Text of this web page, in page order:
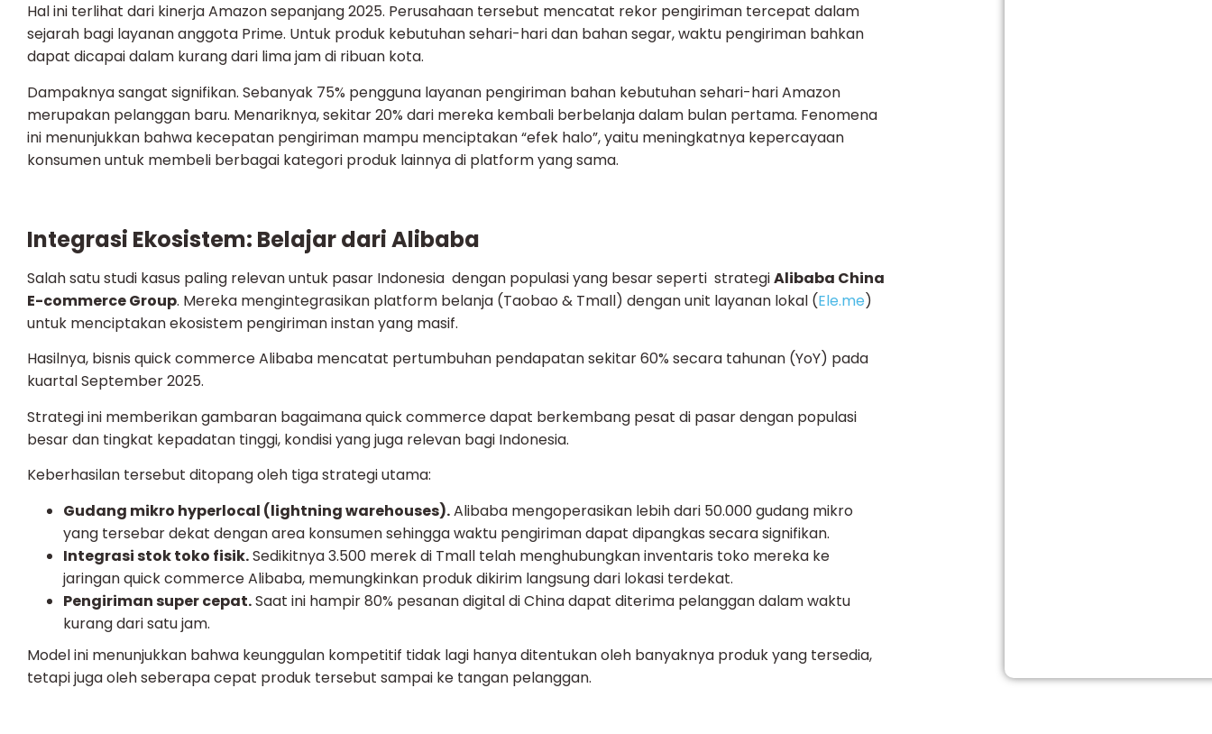
Hal ini terlihat dari kinerja Amazon sepanjang 2025. Perusahaan tersebut mencatat rekor pengiriman tercepat dalam
sejarah bagi layanan anggota Prime. Untuk produk kebutuhan sehari-hari dan bahan segar, waktu pengiriman bahkan
dapat dicapai dalam kurang dari lima jam di ribuan kota.
Dampaknya sangat signifikan. Sebanyak 75% pengguna layanan pengiriman bahan kebutuhan sehari-hari Amazon
merupakan pelanggan baru. Menariknya, sekitar 20% dari mereka kembali berbelanja dalam bulan pertama. Fenomena
ini menunjukkan bahwa kecepatan pengiriman mampu menciptakan “efek halo”, yaitu meningkatnya kepercayaan
konsumen untuk membeli berbagai kategori produk lainnya di platform yang sama.
Integrasi Ekosistem: Belajar dari Alibaba
Salah satu studi kasus paling relevan untuk pasar Indonesia dengan populasi yang besar seperti strategiAlibaba China
E-commerce Group. Mereka mengintegrasikan platform belanja (Taobao & Tmall) dengan unit layanan lokal (Ele.me)
untuk menciptakan ekosistem pengiriman instan yang masif.
Hasilnya, bisnis quick commerce Alibaba mencatat pertumbuhan pendapatan sekitar 60% secara tahunan (YoY) pada
kuartal September 2025.
Strategi ini memberikan gambaran bagaimana quick commerce dapat berkembang pesat di pasar dengan populasi
besar dan tingkat kepadatan tinggi, kondisi yang juga relevan bagi Indonesia.
Keberhasilan tersebut ditopang oleh tiga strategi utama:
Gudang mikro hyperlocal (lightning warehouses).Alibaba mengoperasikan lebih dari 50.000 gudang mikro
yang tersebar dekat dengan area konsumen sehingga waktu pengiriman dapat dipangkas secara signifikan.
Integrasi stok toko fisik.Sedikitnya 3.500 merek di Tmall telah menghubungkan inventaris toko mereka ke
jaringan quick commerce Alibaba, memungkinkan produk dikirim langsung dari lokasi terdekat.
Pengiriman super cepat.Saat ini hampir 80% pesanan digital di China dapat diterima pelanggan dalam waktu
kurang dari satu jam.
Model ini menunjukkan bahwa keunggulan kompetitif tidak lagi hanya ditentukan oleh banyaknya produk yang tersedia,
tetapi juga oleh seberapa cepat produk tersebut sampai ke tangan pelanggan.